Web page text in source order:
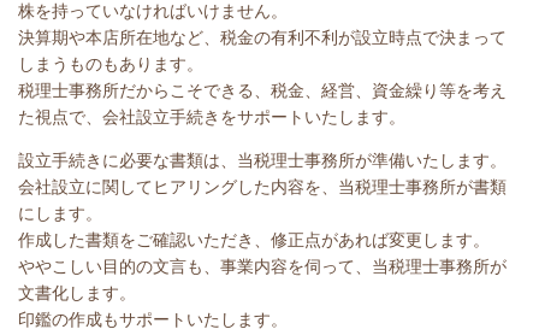
株を持っていなければいけません。
決算期や本店所在地など、税金の有利不利が設立時点で決まって
しまうものもあります。
税理士事務所だからこそできる、税金、経営、資金繰り等を考え
た視点で、会社設立手続きをサポートいたします。
設立手続きに必要な書類は、当税理士事務所が準備いたします。
会社設立に関してヒアリングした内容を、当税理士事務所が書類
にします。
作成した書類をご確認いただき、修正点があれば変更します。
ややこしい目的の文言も、事業内容を伺って、当税理士事務所が
文書化します。
印鑑の作成もサポートいたします。